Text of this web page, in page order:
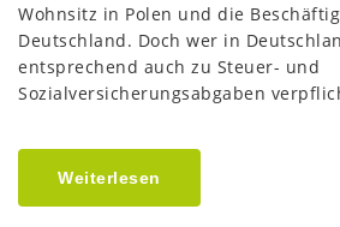
Wohnsitz in Polen und die
Deutschland. Doch wer in
entsprechend auch zu Steuer- und
Sozialversicherungsabgaben
Weiterlesen